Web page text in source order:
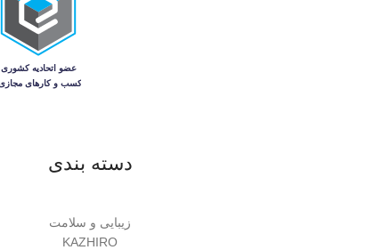
دسته بندی
زیبایی و سلامت
KAZHIRO